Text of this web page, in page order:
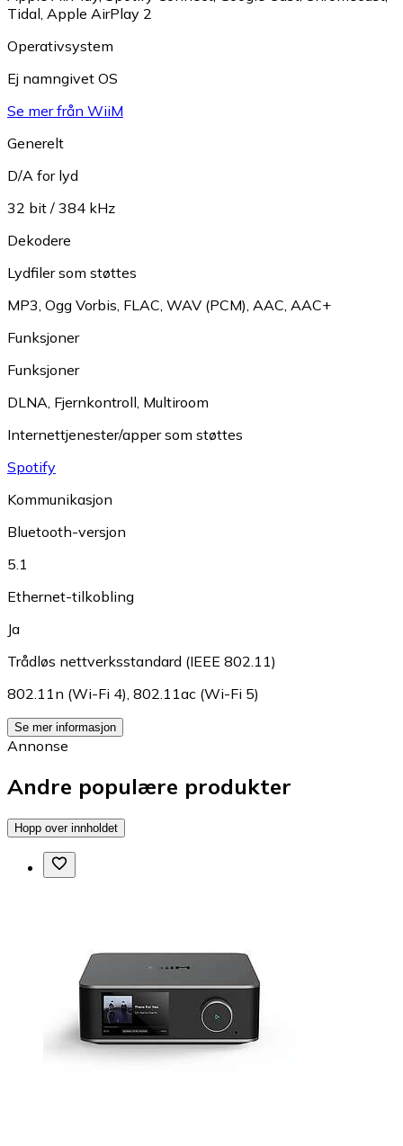
Tidal, Apple AirPlay 2
Operativsystem
Ej namngivet OS
Se mer från WiiM
Generelt
D/A for lyd
32 bit / 384 kHz
Dekodere
Lydfiler som støttes
MP3, Ogg Vorbis, FLAC, WAV (PCM), AAC, AAC+
Funksjoner
Funksjoner
DLNA, Fjernkontroll, Multiroom
Internettjenester/apper som støttes
Spotify
Kommunikasjon
Bluetooth-versjon
5.1
Ethernet-tilkobling
Ja
Trådløs nettverksstandard (IEEE 802.11)
802.11n (Wi-Fi 4), 802.11ac (Wi-Fi 5)
Se mer informasjon
Annonse
Andre populære produkter
Hopp over innholdet